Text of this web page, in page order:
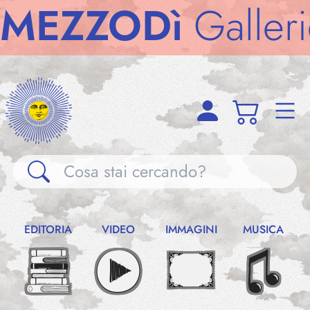
Gallerie
Gallerie
Notizie
EDITORIA VIDEO IMMAGINI MUSICA